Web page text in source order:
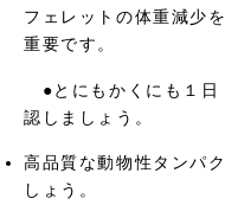
フェレットの体重減少
重要です。
●とにもかくにも１日
認しましょう。
高品質な動物性タンパ
しょう。